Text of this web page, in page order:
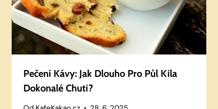
Pečení Kávy: Jak Dlouho Pro Půl Kila
Dokonalé Chuti?